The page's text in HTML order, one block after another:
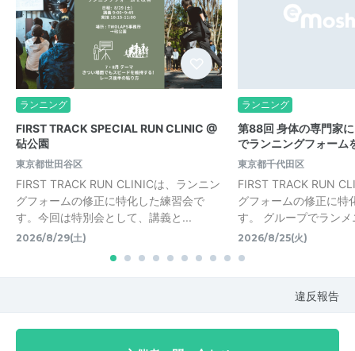
ランニング
FIRST TRACK SPECIAL RUN CLINIC @
砧公園
東京都世田谷区
FIRST TRACK RUN CLINICは、ランニン
グフォームの修正に特化した練習会で
す。今回は特別会として、講義と...
2026/8/29(土)
ランニング
第88回 身体の専門家
でランニングフォーム
東京都千代田区
FIRST TRACK RUN
グフォームの修正に特
す。 グループでランメ
2026/8/25(火)
違反報告